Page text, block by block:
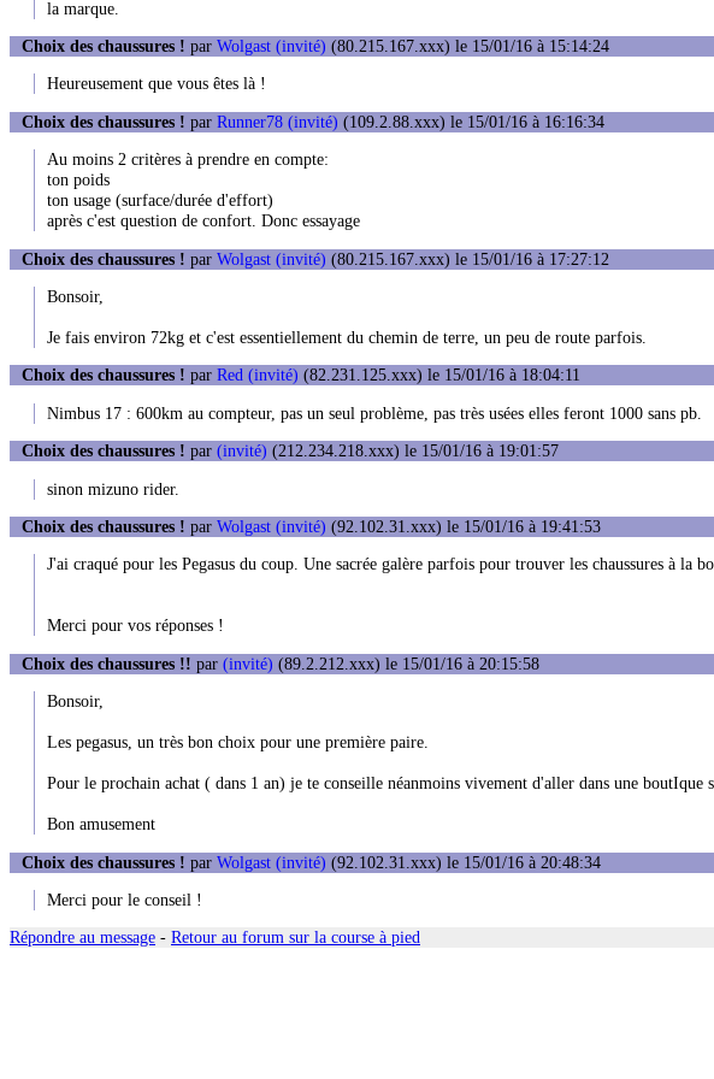
la marque.
Choix des chaussures ! par Wolgast (invité) (80.215.167.xxx) le 15/01/16 à 15:14:24
Heureusement que vous êtes là !
Choix des chaussures ! par Runner78 (invité) (109.2.88.xxx) le 15/01/16 à 16:16:34
Au moins 2 critères à prendre en compte:
ton poids
ton usage (surface/durée d'effort)
après c'est question de confort. Donc essayage
Choix des chaussures ! par Wolgast (invité) (80.215.167.xxx) le 15/01/16 à 17:27:12
Bonsoir,
Je fais environ 72kg et c'est essentiellement du chemin de terre, un peu de route parfois.
Choix des chaussures ! par Red (invité) (82.231.125.xxx) le 15/01/16 à 18:04:11
Nimbus 17 : 600km au compteur, pas un seul problème, pas très usées elles feront 1000 sans pb.
Choix des chaussures ! par (invité) (212.234.218.xxx) le 15/01/16 à 19:01:57
sinon mizuno rider.
Choix des chaussures ! par Wolgast (invité) (92.102.31.xxx) le 15/01/16 à 19:41:53
J'ai craqué pour les Pegasus du coup. Une sacrée galère parfois pour trouver les chaussures à la
Merci pour vos réponses !
Choix des chaussures !! par (invité) (89.2.212.xxx) le 15/01/16 à 20:15:58
Bonsoir,
Les pegasus, un très bon choix pour une première paire.
Pour le prochain achat ( dans 1 an) je te conseille néanmoins vivement d'aller dans une boutIque
Bon amusement
Choix des chaussures ! par Wolgast (invité) (92.102.31.xxx) le 15/01/16 à 20:48:34
Merci pour le conseil !
Répondre au message - Retour au forum sur la course à pied